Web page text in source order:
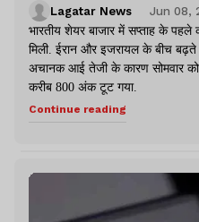
Lagatar News
Jun 08,
भारतीय शेयर बाजार में सप्ताह के पहले
मिली. ईरान और इजरायल के बीच
अचानक आई तेजी के कारण सोमवार को
करीब 800 अंक टूट गया.
Continue reading